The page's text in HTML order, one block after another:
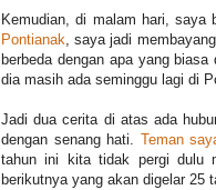
Kemudian, di malam hari, saya
Pontianak, saya jadi
berbeda dengan apa yang
dia masih ada seminggu lagi di
Jadi dua cerita di atas ada
dengan senang hati. Teman
tahun ini kita tidak pergi dulu
berikutnya yang akan digelar 25